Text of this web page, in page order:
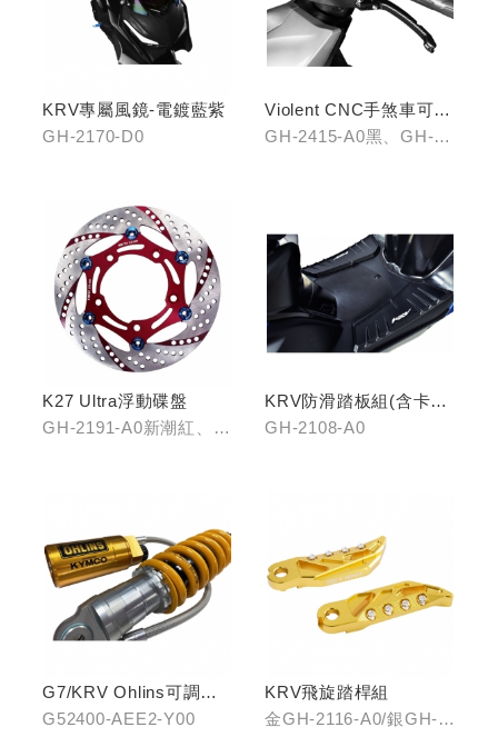
KRV專屬風鏡-電鍍藍紫
GH-2170-D0
Violent CNC手煞車可調
拉桿(黑/銀/鈦)
GH-2415-A0黑、GH-
K27 Ultra浮動碟盤
GH-2191-A0新潮紅、
KRV防滑踏板組(含卡夢
飾片)
GH-2108-A0
G7/KRV Ohlins可調避
震器
G52400-AEE2-Y00
KRV飛旋踏桿組
金GH-2116-A0/銀GH-